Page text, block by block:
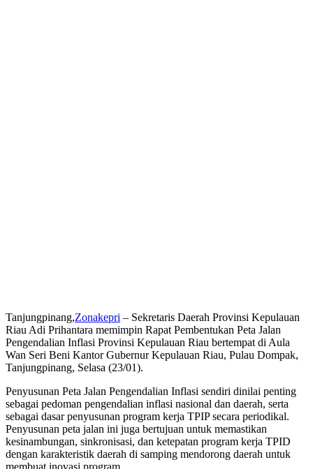
Tanjungpinang,Zonakepri – Sekretaris Daerah Provinsi Kepulauan
Riau Adi Prihantara memimpin Rapat Pembentukan Peta Jalan
Pengendalian Inflasi Provinsi Kepulauan Riau bertempat di Aula
Wan Seri Beni Kantor Gubernur Kepulauan Riau, Pulau Dompak,
Tanjungpinang, Selasa (23/01).
Penyusunan Peta Jalan Pengendalian Inflasi sendiri dinilai penting
sebagai pedoman pengendalian inflasi nasional dan daerah, serta
sebagai dasar penyusunan program kerja TPIP secara periodikal.
Penyusunan peta jalan ini juga bertujuan untuk memastikan
kesinambungan, sinkronisasi, dan ketepatan program kerja TPID
dengan karakteristik daerah di samping mendorong daerah untuk